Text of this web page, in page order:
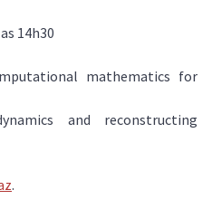
14h30
mathematics for
and reconstructing
.